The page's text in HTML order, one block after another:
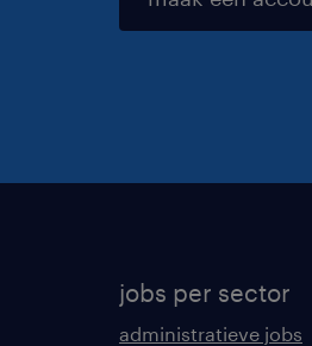
jobs per sector
administratieve jobs